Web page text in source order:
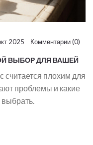
2025 Комментарии (0)
ВЫБОР ДЛЯ ВАШЕЙ
считается плохим для
проблемы и какие